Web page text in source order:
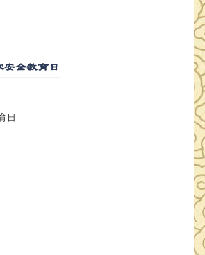
安全教育日
日